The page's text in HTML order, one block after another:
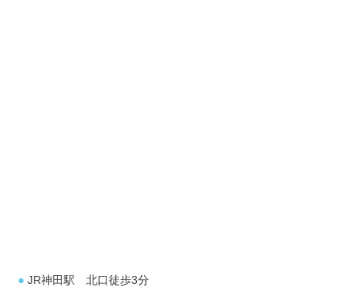
● JR神田駅 北口徒歩3分